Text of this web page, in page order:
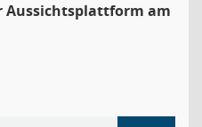
Aussichtsplattform am